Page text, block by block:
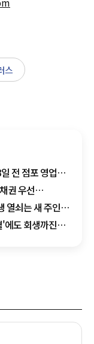
스
전 점포 영업
권 우선
열쇠는 새 주인
에도 회생까진